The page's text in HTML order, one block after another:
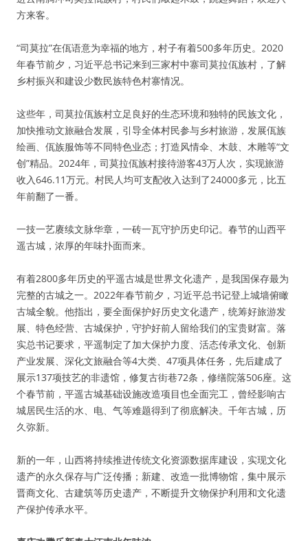
方来客。
“司莫拉”在佤语意为幸福的地方，村子有着500多年历史。2020
年春节前夕，习近平总书记来到三家村中寨司莫拉佤族村，了解
乡村振兴和建设少数民族特色村寨情况。
这些年，司莫拉佤族村立足良好的生态环境和独特的民族文化，
加快推动文旅融合发展，引导全体村民参与乡村旅游，发展佤族
绘画、佤族服饰等不同特色业态；打造风情伞、木鼓、木雕等“文
创”精品。2024年，司莫拉佤族村接待游客43万人次，实现旅游
收入646.11万元。村民人均可支配收入达到了24000多元，比五
年前翻了一番。
一技一艺赓续文脉华章，一砖一瓦守护历史印记。春节的山西平
遥古城，浓厚的年味扑面而来。
有着2800多年历史的平遥古城是世界文化遗产，是我国保存最为
完整的古城之一。2022年春节前夕，习近平总书记登上城墙俯瞰
古城全貌。他指出，要全面保护好历史文化遗产，统筹好旅游发
展、特色经营、古城保护，守护好前人留给我们的宝贵财富。落
实总书记要求，平遥制定了加大保护力度、活态传承文化、创新
产业发展、深化文旅融合等4大类、47项具体任务，先后建成了
展示137项技艺的非遗馆，修复古街巷72条，修缮院落506座。这
个春节前，平遥古城基础设施改造项目也全面完工，曾经影响古
城居民生活的水、电、气等难题得到了彻底解决。千年古城，历
久弥新。
新的一年，山西将持续推进传统文化资源数据库建设，实现文化
遗产的永久保存与广泛传播；新建、改造一批博物馆，集中展示
晋商文化、古建筑等历史遗产，不断提升文物保护利用和文化遗
产保护传承水平。